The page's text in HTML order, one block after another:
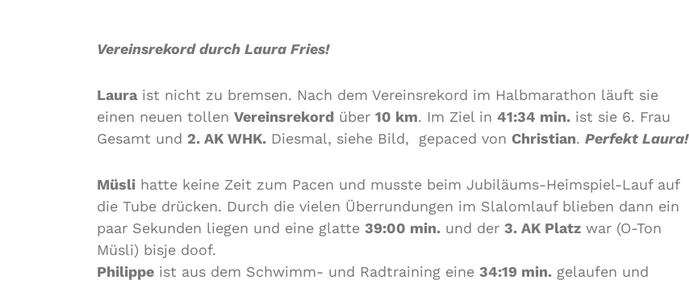
Vereinsrekord durch Laura Fries!
Lauraist nicht zu bremsen. Nach dem Vereinsrekord im Halbmarathon läuft sie
einen neuen tollen Vereinsrekord über 10 km. Im Ziel in 41:34 min. ist sie 6. Frau
Gesamt und 2. AK WHK. Diesmal, siehe Bild, gepaced von Christian. Perfekt Laura!
Müsli hatte keine Zeit zum Pacen und musste beim Jubiläums-Heimspiel-Lauf auf
die Tube drücken. Durch die vielen Überrundungen im Slalomlauf blieben dann ein
paar Sekunden liegen und eine glatte 39:00 min. und der 3. AK Platz war (O-Ton
Müsli) bisje doof.
Philippe ist aus dem Schwimm- und Radtraining eine 34:19 min. gelaufen und